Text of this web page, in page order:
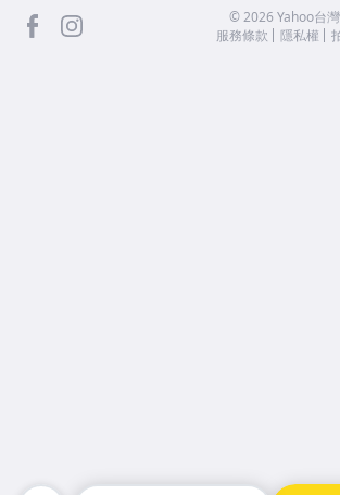
facebook ©2026 Yahoo台
服務條款
隱私權